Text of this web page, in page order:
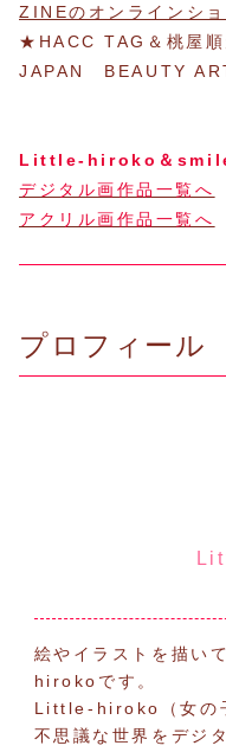
ZINEのオンラインシ
★HACC TAG＆桃屋順
JAPAN BEAUTY
Little-hiroko＆
デジタル画作品一覧へ
アクリル画作品一覧へ
プロフィール
絵やイラストを描い
hirokoです。
Little-hiroko（女の
不思議な世界をデジ